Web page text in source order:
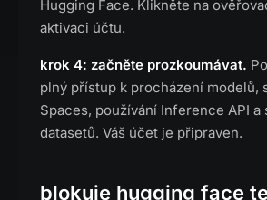
Hugging Face. Klikněte na
aktivaci účtu.
krok 4: začněte prozkoumávat.
plný přístup k procházení modelů,
Spaces, používání Inference API a
datasetů. Váš účet je připraven.
blokuje hugging face